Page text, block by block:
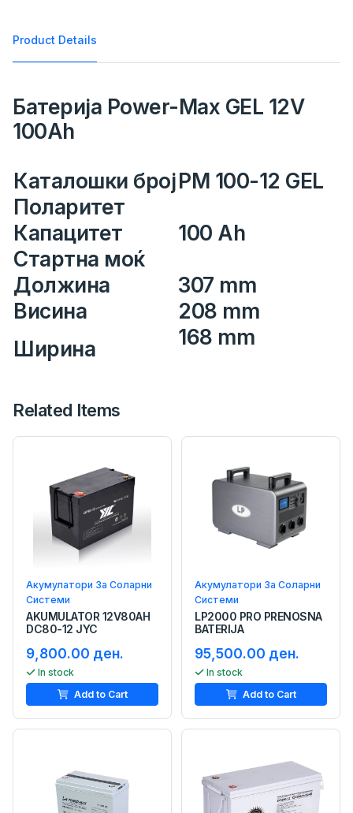
Product Details
Батерија Power-Max GEL 12V
100Ah
Каталошки бројPM 100-12 GEL
Поларитет
Капацитет
100 Ah
Стартна моќ
Должина
307 mm
Висина
208 mm
Ширина
168 mm
Related Items
Акумулатори За Соларни
Системи
AKUMULATOR 12V80AH
DC80-12 JYC
9,800.00 ден.
In stock
Add to Cart
Акумулатори За Соларни
Системи
LP2000 PRO PRENOSNA
BATERIJA
95,500.00 ден.
In stock
Add to Cart